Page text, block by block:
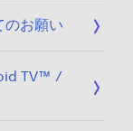
のお願い
TV™ /